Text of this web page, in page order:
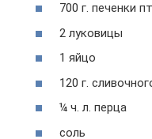
700 г. печенки
2 луковицы
1 яйцо
120 г.
¼ ч. л. перца
соль